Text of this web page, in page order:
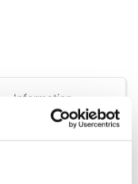
Information